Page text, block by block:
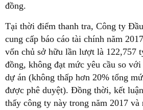
đồng.
Tại thời điểm thanh tra, Công ty
cung cấp báo cáo tài chính năm
vốn chủ sở hữu lần lượt là 122,757
đồng, không đạt mức yêu cầu so
dự án (không thấp hơn 20% tổng
được phê duyệt). Đồng thời, kết
thấy công ty này trong năm 2017